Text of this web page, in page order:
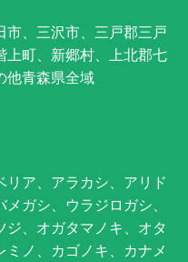
、三沢市、三戸郡三戸
上町、新郷村、上北郡七
他青森県全域
ア、アラカシ、アリド
ガシ、ウラジロガシ、
、オガタマノキ、オタ
ノ、カゴノキ、カナメ